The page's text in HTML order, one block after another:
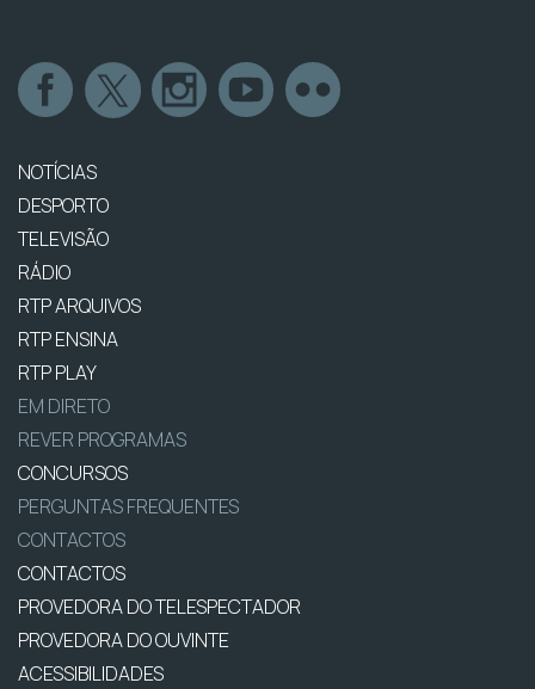
NOTÍCIAS
DESPORTO
TELEVISÃO
RÁDIO
RTP ARQUIVOS
RTP ENSINA
RTP PLAY
EM DIRETO
REVER PROGRAMAS
CONCURSOS
PERGUNTAS FREQUENTES
CONTACTOS
CONTACTOS
PROVEDORA DO TELESPECTADOR
PROVEDORA DO OUVINTE
ACESSIBILIDADES